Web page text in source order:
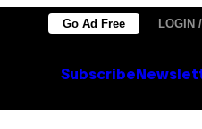
Go Ad Free LOGIN
Subscribe